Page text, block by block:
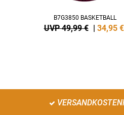
B7G3850 BASKETBALL
UVP 49,99 € 34,95 €